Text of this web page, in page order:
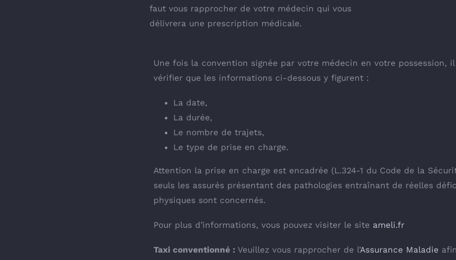
faut vous rapprocher de votre médecin qui vous
délivrera une prescription médicale.
Une fois la convention signée par votre médecin en votre possession,
vérifier que les informations ci-dessous y figurent :
La date,
La durée,
Le nombre de trajets,
Le type de prise en charge.
Attention la prise en charge est encadrée (L.324-1 du Code de la
seuls les assurés présentant des pathologies entraînant de réelles
physiques sont concernés.
Pour plus d’informations, vous pouvez visiter le site ameli.fr
Taxi conventionné : Veuillez vous rapprocher de l’Assurance Maladie